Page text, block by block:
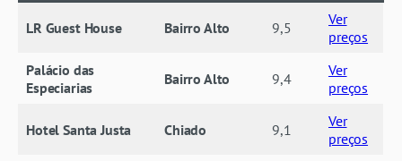
LR Guest House Bairro Alto 9,5
Ver
preços
Palácio das
Especiarias
Bairro Alto 9,4
Ver
preços
Hotel Santa Justa Chiado 9,1
Ver
preços